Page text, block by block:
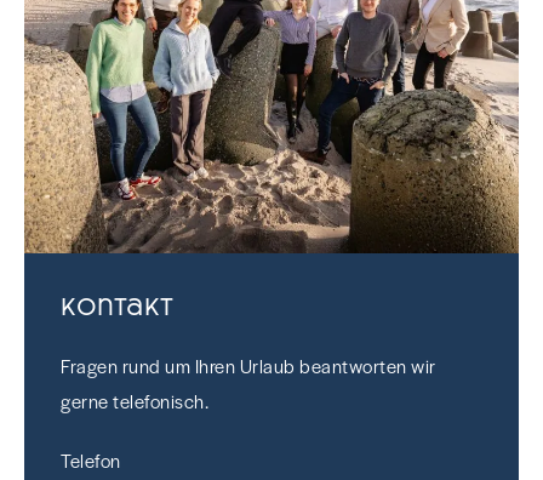
Kontakt
Fragen rund um Ihren Urlaub beantworten wir
gerne telefonisch.
Telefon